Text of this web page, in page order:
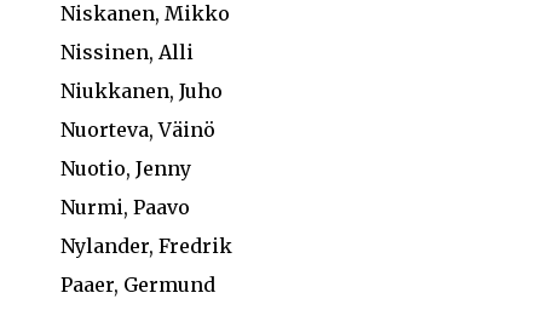
Niskanen, Mikko
Nissinen, Alli
Niukkanen, Juho
Nuorteva, Väinö
Nuotio, Jenny
Nurmi, Paavo
Nylander, Fredrik
Paaer, Germund